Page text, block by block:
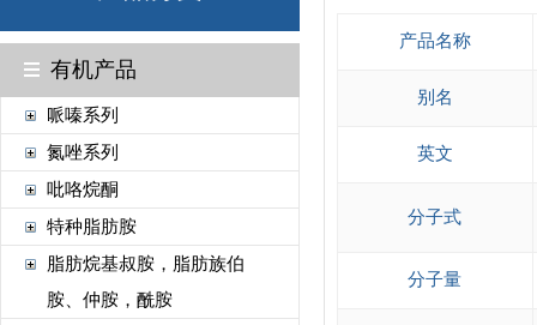
有机产品
哌嗪系列
氮唑系列
吡咯烷酮
特种脂肪胺
脂肪烷基叔胺，脂肪族伯
胺、仲胺，酰胺
产品名称
别名
英文
分子式
分子量